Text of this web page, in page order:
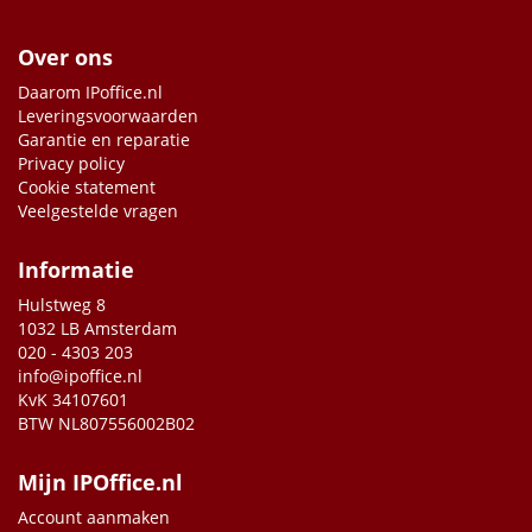
Over ons
Daarom IPoffice.nl
Leveringsvoorwaarden
Garantie en reparatie
Privacy policy
Cookie statement
Veelgestelde vragen
Informatie
Hulstweg 8
1032 LB Amsterdam
020 - 4303 203
info@ipoffice.nl
KvK 34107601
BTW NL807556002B02
Mijn IPOffice.nl
Account aanmaken